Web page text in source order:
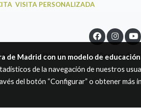
VISITA PERSONALIZADA
legal Política de cookies Gestión de
de Madrid con un modelo de
de la navegación de nuestros
del botón “Configurar” o obtener más